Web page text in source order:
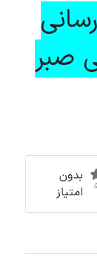
صبر
بدون
امتیاز